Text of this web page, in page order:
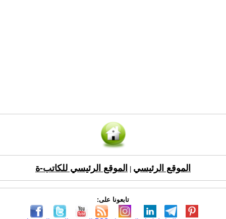
الموقع الرئيسي الموقع الرئيسي للكاتب-ة
تابعونا على: